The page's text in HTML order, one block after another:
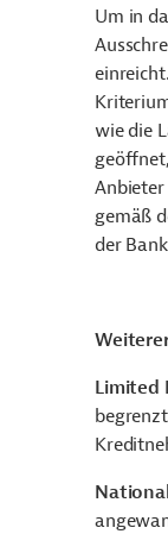
Um in
wie die
gemäß
der
Limited